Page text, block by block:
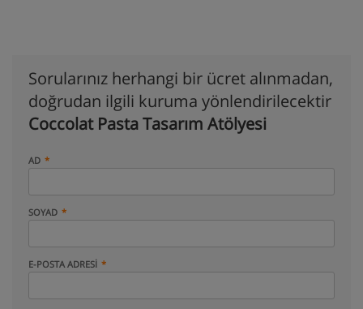
Sorularınız herhangi bir ücret alınmadan,
doğrudan ilgili kuruma yönlendirilecektir
Coccolat Pasta Tasarım Atölyesi
AD
SOYAD
E-POSTA ADRESI